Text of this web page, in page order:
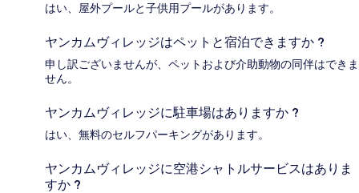
はい、屋外プールと子供用プールがあります。
ヤンカムヴィレッジはペットと宿泊できますか ?
申し訳ございませんが、ペットおよび介助動物の同伴はできま
せん。
ヤンカムヴィレッジに駐車場はありますか ?
はい、無料のセルフパーキングがあります。
ヤンカムヴィレッジに空港シャトルサービスはありま
すか ?